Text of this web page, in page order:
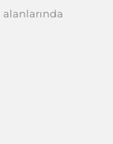
alanlarında